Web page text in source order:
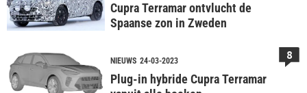
Cupra Terramar ontvlucht de
Spaanse zon in Zweden
NIEUWS 24-03-2023
Plug-in hybride Cupra Terramar
8